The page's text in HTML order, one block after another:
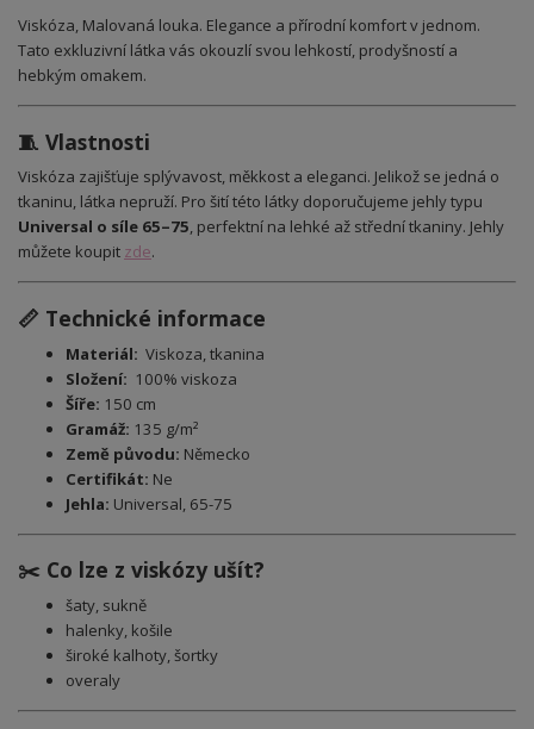
Viskóza, Malovaná louka. Elegance a přírodní komfort v jednom.
Tato exkluzivní látka vás okouzlí svou lehkostí, prodyšností a
hebkým omakem.
🧵 Vlastnosti
Viskóza zajišťuje splývavost, měkkost a eleganci. Jelikož se jedná o
tkaninu, látka nepruží. Pro šití této látky doporučujeme jehly typu
Universal o síle 65–75, perfektní na lehké až střední tkaniny. Jehly
můžete koupit zde.
📏 Technické informace
Materiál: Viskoza, tkanina
Složení: 100% viskoza
Šíře: 150 cm
Gramáž: 135 g/m²
Země původu: Německo
Certifikát: Ne
Jehla: Universal, 65-75
✂️ Co lze z viskózy ušít?
šaty, sukně
halenky, košile
široké kalhoty, šortky
overaly